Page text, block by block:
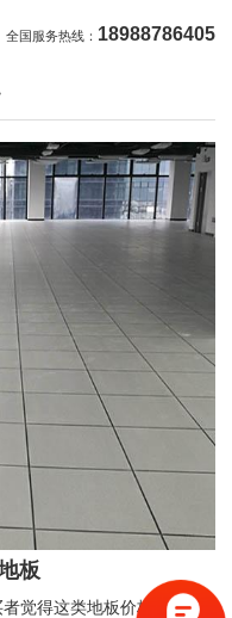
全国服务热线： 18988786405
板
觉得这类地板价格肯定非